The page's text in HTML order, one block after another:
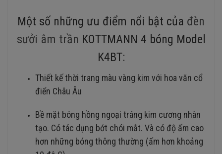
Một số những ưu điểm nổi bật của đèn
sưởi âm trần KOTTMANN 4 bóng Model
K4BT:
Thiết kế thời trang màu vàng kim với hoa văn cổ
điển Châu Âu
Bề mặt bóng hồng ngoại tráng kim cương nhân
tạo. Có tác dụng bớt chói mắt. Và có độ ấm cao
hơn những bóng thông thường (ấm hơn khoảng